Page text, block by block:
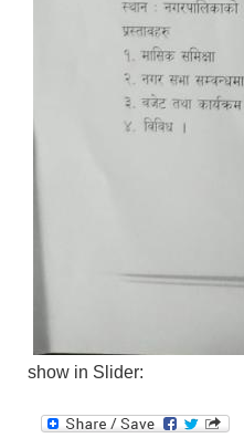
show in Slider: